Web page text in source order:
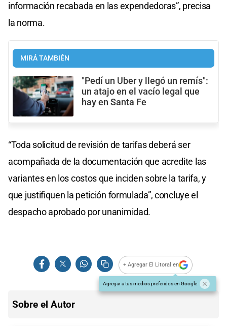
información recabada en las expendedoras”, precisa
la norma.
MIRÁ TAMBIÉN
"Pedí un Uber y llegó un remís":
un atajo en el vacío legal que
hay en Santa Fe
“Toda solicitud de revisión de tarifas deberá ser
acompañada de la documentación que acredite las
variantes en los costos que inciden sobre la tarifa, y
que justifiquen la petición formulada”, concluye el
despacho aprobado por unanimidad.
+ Agregar El Litoral en
Agregar a tus medios preferidos en Google
Sobre el Autor